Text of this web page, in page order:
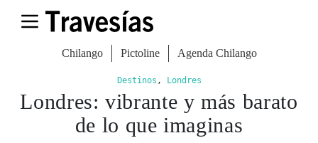
Chilango Pictoline Agenda Chilango
Destinos , Londres
Londres: vibrante y más barato
de lo que imaginas